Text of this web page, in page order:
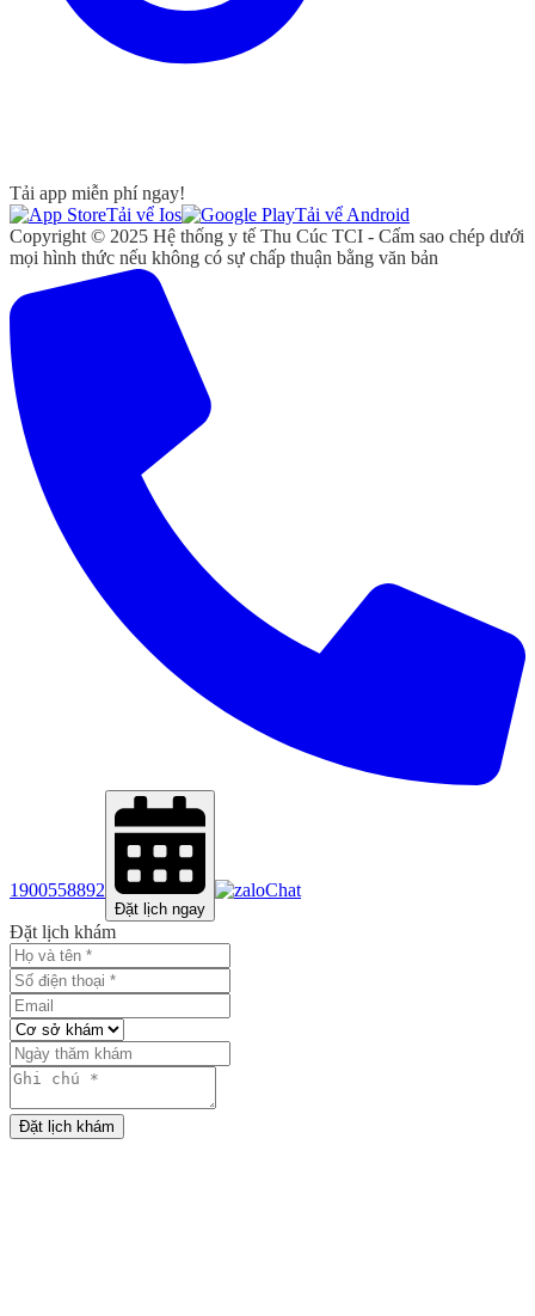
Tải app miễn phí ngay!
Tải vể Ios
Tải vể Android
Copyright © 2025 Hệ thống y tế Thu Cúc TCI - Cấm sao chép dưới
mọi hình thức nếu không có sự chấp thuận bằng văn bản
1900558892
Đặt lịch ngay
Chat
Đặt lịch khám
Đặt lịch khám